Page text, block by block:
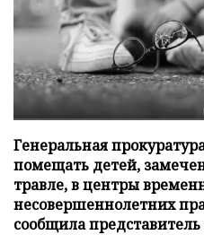
Генеральная
помещать детей,
травле, в центры
несовершеннолетних
сообщила